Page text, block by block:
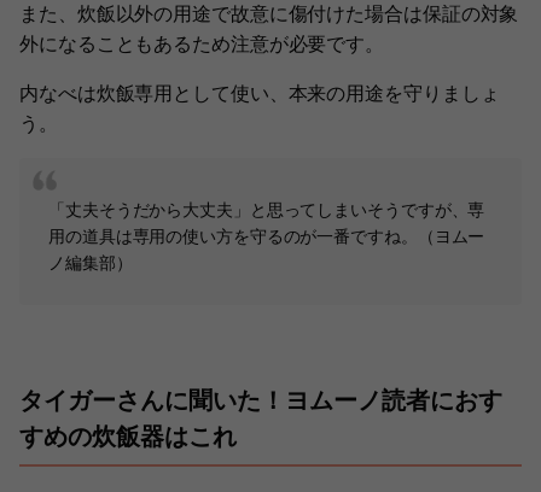
また、炊飯以外の用途で故意に傷付けた場合は保証の対象
外になることもあるため注意が必要です。
内なべは炊飯専用として使い、本来の用途を守りましょ
う。
「丈夫そうだから大丈夫」と思ってしまいそうですが、専
用の道具は専用の使い方を守るのが一番ですね。（ヨムー
ノ編集部）
タイガーさんに聞いた！ヨムーノ読者におす
すめの炊飯器はこれ